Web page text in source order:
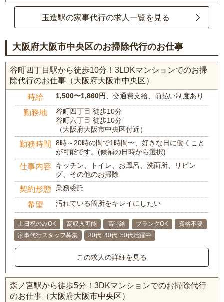
玉造駅の家事代行の求人一覧を見る
大阪府大阪市中央区のお掃除代行のお仕事
谷町四丁目駅から徒歩10分！3LDKマンションでのお掃
除代行のお仕事（大阪府大阪市中央区）
時給 1,500〜1,860円 、交通費支給、前払い制度あり
勤務地
谷町四丁目 徒歩10分
谷町六丁目 徒歩10分
（大阪府大阪市中央区付近）
勤務時間
8時～20時の間で1時間〜、好きな日に働くこと
が可能です。(候補の日時から選択)
仕事内容
キッチン、トイレ、お風呂、洗面所、リビン
グ、その他のお掃除
契約形態 業務委託
希望 汚れている箇所をキレイにしたい
土日祝のみOK 高収入可能 高時給 ブランクOK
資格不要
家事代行スタッフ募集
30代･40代･50代活躍中
この求人の詳細を見る
森ノ宮駅から徒歩5分！3DKマンションでのお掃除代行
のお仕事（大阪府大阪市中央区）